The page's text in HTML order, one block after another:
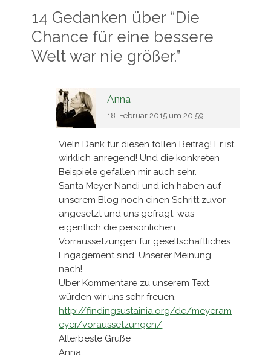
14 Gedanken über “Die
Chance für eine bessere
Welt war nie größer.”
Anna
18. Februar 2015 um 20:59
Vieln Dank für diesen tollen Beitrag! Er ist
wirklich anregend! Und die konkreten
Beispiele gefallen mir auch sehr.
Santa Meyer Nandi und ich haben auf
unserem Blog noch einen Schritt zuvor
angesetzt und uns gefragt, was
eigentlich die persönlichen
Vorraussetzungen für gesellschaftliches
Engagement sind. Unserer Meinung
nach!
Über Kommentare zu unserem Text
würden wir uns sehr freuen.
http://findingsustainia.org/de/meyeram
eyer/voraussetzungen/
Allerbeste Grüße
Anna